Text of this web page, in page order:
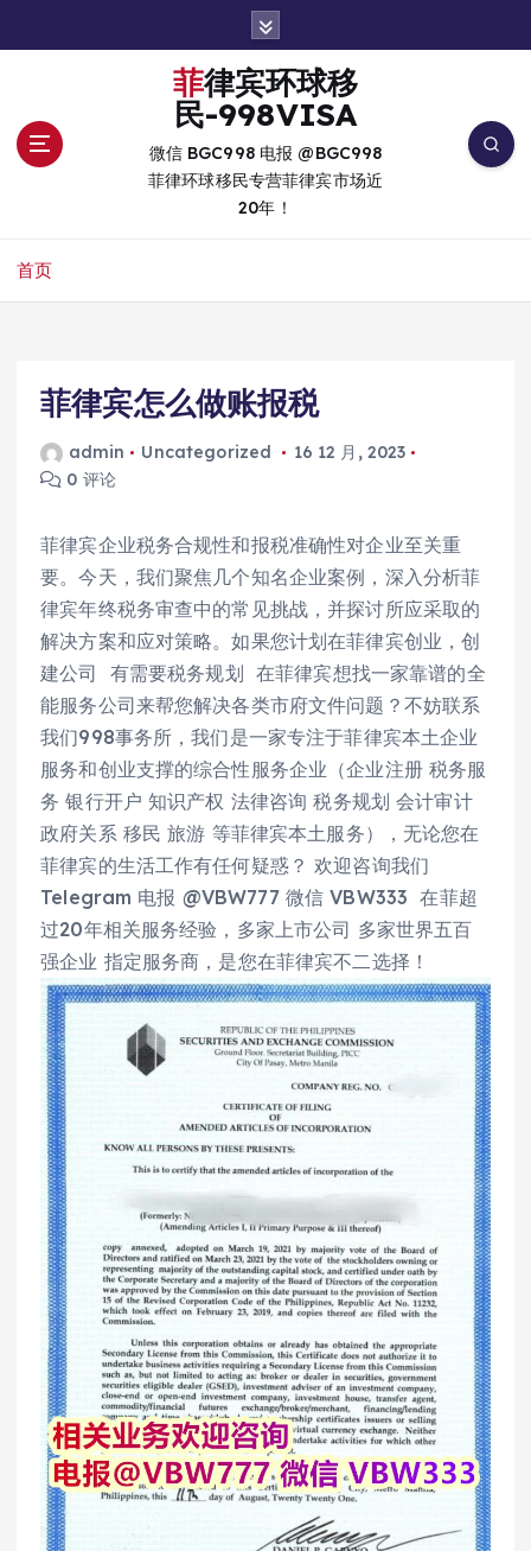
菲律宾环球移
民-998VISA
微信 BGC998 电报 @BGC998
菲律环球移民专营菲律宾市场近
20年！
首页
菲律宾怎么做账报税
admin Uncategorized
16 12 月, 2023
0 评论
菲律宾企业税务合规性和报税准确性对企业至关重
要。今天，我们聚焦几个知名企业案例，深入分析菲
律宾年终税务审查中的常见挑战，并探讨所应采取的
解决方案和应对策略。如果您计划在菲律宾创业，创
建公司 有需要税务规划 在菲律宾想找一家靠谱的全
能服务公司来帮您解决各类市府文件问题？不妨联系
我们998事务所，我们是一家专注于菲律宾本土企业
服务和创业支撑的综合性服务企业（企业注册 税务服
务 银行开户 知识产权 法律咨询 税务规划 会计审计
政府关系 移民 旅游 等菲律宾本土服务），无论您在
菲律宾的生活工作有任何疑惑？ 欢迎咨询我们
Telegram 电报 @VBW777 微信 VBW333 在菲超
过20年相关服务经验，多家上市公司 多家世界五百
强企业 指定服务商，是您在菲律宾不二选择！